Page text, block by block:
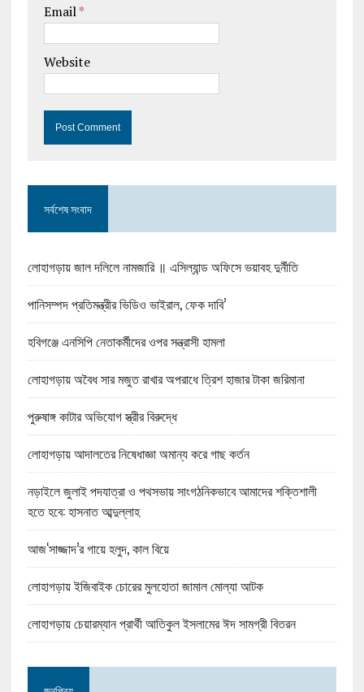
Email*
Website
সর্বশেষ সংবাদ
লোহাগড়ায় জাল দলিলে নামজারি ॥ এসিল্যান্ড অফিসে ভয়াবহ দুর্নীতি
পানিসম্পদ প্রতিমন্ত্রীর ভিডিও ভাইরাল, ফেক দাবি’
হবিগঞ্জে এনসিপি নেতাকর্মীদের ওপর সন্ত্রাসী হামলা
লোহাগড়ায় অবৈধ সার মজুত রাখার অপরাধে ত্রিশ হাজার টাকা জরিমানা
পুরুষাঙ্গ কাটার অভিযোগ স্ত্রীর বিরুদ্ধে
লোহাগড়ায় আদালতের নিষেধাজ্ঞা অমান্য করে গাছ কর্তন
নড়াইলে জুলাই পদযাত্রা ও পথসভায় সাংগঠনিকভাবে আমাদের শক্তিশালী
হতে হবে: হাসনাত আব্দুল্লাহ
আজ‘সাজ্জাদ’র গায়ে হলুদ, কাল বিয়ে
লোহাগড়ায় ইজিবাইক চোরের মুলহোতা জামাল মোল্যা আটক
লোহাগড়ায় চেয়ারম্যান প্রার্থী আতিকুল ইসলামের ঈদ সামগ্রী বিতরন